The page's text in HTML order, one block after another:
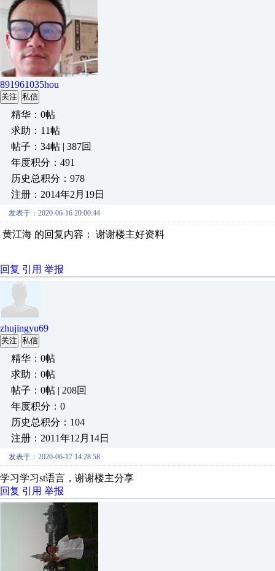
891961035hou
关注 私信
精华：0帖
求助：11帖
帖子：34帖 | 387回
年度积分：491
历史总积分：978
注册：2014年2月19日
发表于：2020-06-16 20:00:44
黄江海 的回复内容： 谢谢楼主好资料
回复 引用 举报
zhujingyu69
关注 私信
精华：0帖
求助：0帖
帖子：0帖 | 208回
年度积分：0
历史总积分：104
注册：2011年12月14日
发表于：2020-06-17 14:28:58
学习学习st语言，谢谢楼主分享
回复 引用 举报